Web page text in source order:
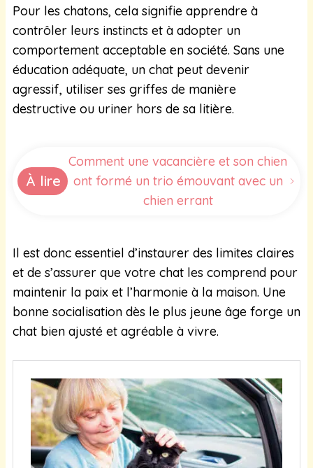
Pour les chatons, cela signifie apprendre à
contrôler leurs instincts et à adopter un
comportement acceptable en société. Sans une
éducation adéquate, un chat peut devenir
agressif, utiliser ses griffes de manière
destructive ou uriner hors de sa litière.
À lire
Comment une vacancière et son chien
ont formé un trio émouvant avec un
chien errant
Il est donc essentiel d’instaurer des limites claires
et de s’assurer que votre chat les comprend pour
maintenir la paix et l’harmonie à la maison. Une
bonne socialisation dès le plus jeune âge forge un
chat bien ajusté et agréable à vivre.